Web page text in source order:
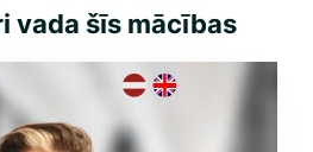
vada šīs mācības